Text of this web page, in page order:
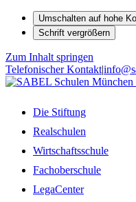
Umschalten auf hohe
Schrift vergrößern
Zum Inhalt springen
Telefonischer Kontakt|
Die Stiftung
Realschulen
Wirtschaftsschule
Fachoberschule
LegaCenter